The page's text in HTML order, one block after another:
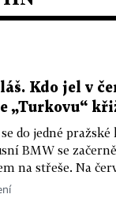
Kdo jel v
„Turkovu“
do jedné
BMW se
na střeše. Na